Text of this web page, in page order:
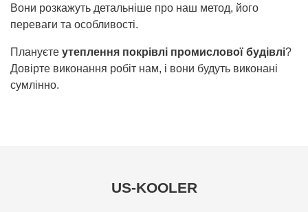
Вони розкажуть детальніше про наш метод, його
переваги та особливості.
Плануєте утеплення покрівлі промислової будівлі?
Довірте виконання робіт нам, і вони будуть виконані
сумлінно.
US-KOOLER